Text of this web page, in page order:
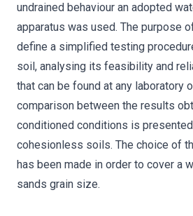
undrained behaviour an adopted
apparatus was used. The purpose
define a simplified testing
soil, analysing its feasibility and
that can be found at any laboratory
comparison between the results
conditioned conditions is
cohesionless soils. The choice of
has been made in order to cover a
sands grain size.